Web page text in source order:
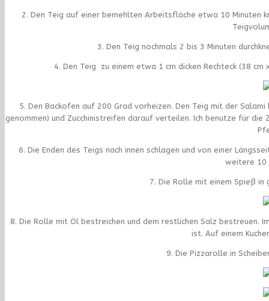
2. Den Teig auf einer bemehlten Arbeitsfläche etwa 10 Minuten
3. Den Teig nochmals 2 bis 3 Minuten
4. Den Teig zu einem etwa 1 cm dicken Rechteck (38
5. Den Backofen auf 200 Grad vorheizen. Den Teig mit der
genommen) und Zucchinistreifen darauf verteilen. Ich benutze für
6. Die Enden des Teigs nach innen schlagen und von einer
weitere 10
7. Die Rolle mit einem Spieß
8. Die Rolle mit Öl bestreichen und dem restlichen Salz bestreuen.
ist. Auf einem
9. Die Pizzarolle in